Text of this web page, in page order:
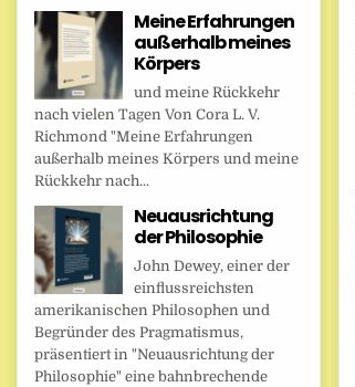
Meine Erfahrungen
außerhalb meines
Körpers
und meine Rückkehr
nach vielen Tagen Von Cora L. V.
Richmond "Meine Erfahrungen
außerhalb meines Körpers und meine
Rückkehr nach...
Neuausrichtung
der Philosophie
John Dewey, einer der
einflussreichsten
amerikanischen Philosophen und
Begründer des Pragmatismus,
präsentiert in "Neuausrichtung der
Philosophie" eine bahnbrechende